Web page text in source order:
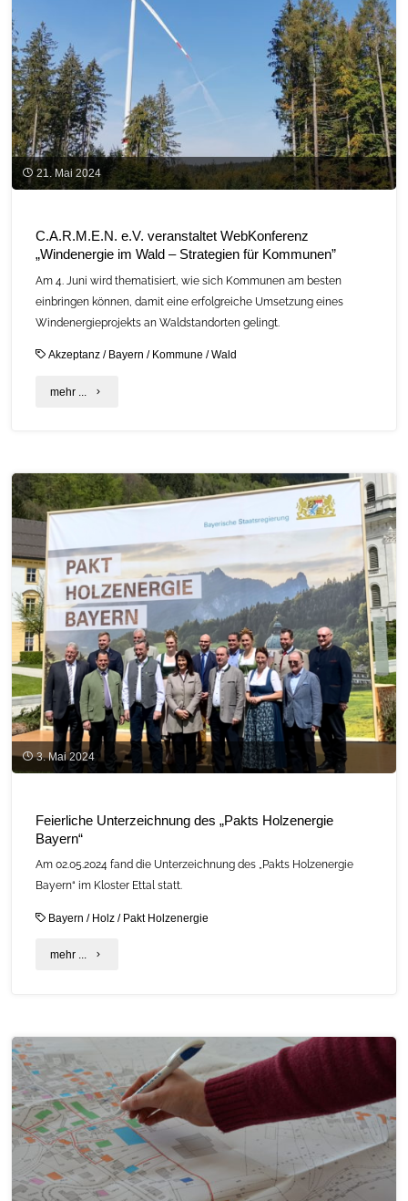
Wärmeplanung"
21. Mai 2024
C.A.R.M.E.N. e.V. veranstaltet WebKonferenz
„Windenergie im Wald – Strategien für Kommunen”
Am 4. Juni wird thematisiert, wie sich Kommunen am besten
einbringen können, damit eine erfolgreiche Umsetzung eines
Windenergieprojekts an Waldstandorten gelingt.
Akzeptanz / Bayern / Kommune /Wald
mehr ... "C.A.R.M.E.N.
WebKonferenz
im
Wald
–
Strategien
für
Kommunen”"
3. Mai 2024
Feierliche Unterzeichnung des „Pakts Holzenergie
Bayern“
Am 02.05.2024 fand die Unterzeichnung des „Pakts Holzenergie
Bayern“ im Kloster Ettal statt.
Bayern / Holz / Pakt Holzenergie
mehr ... "Feierliche
Holzenergie
Bayern“"